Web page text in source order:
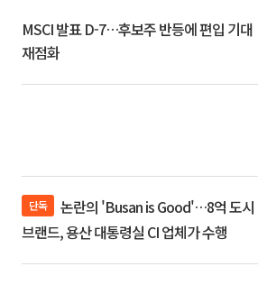
MSCI 발표 D-7…후보주 반등에 편입 기대
재점화
단독
브랜드, 용산 대통령실 CI 업체가 수행